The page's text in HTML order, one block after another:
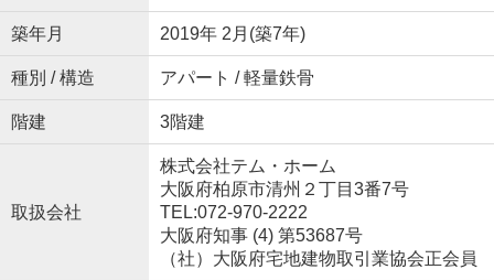
築年月 2019年 2月(築7年)
種別 / 構造 アパート / 軽量鉄骨
階建 3階建
取扱会社
株式会社テム・ホーム
大阪府柏原市清州２丁目3番7号
TEL:072-970-2222
大阪府知事 (4) 第53687号
（社）大阪府宅地建物取引業協会正会員